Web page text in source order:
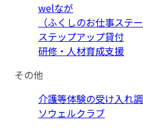
welなが
（ふくしのお仕事ステ
ステップアップ貸付
研修・人材育成支援
その他
介護等体験の受け入れ
ソウェルクラブ